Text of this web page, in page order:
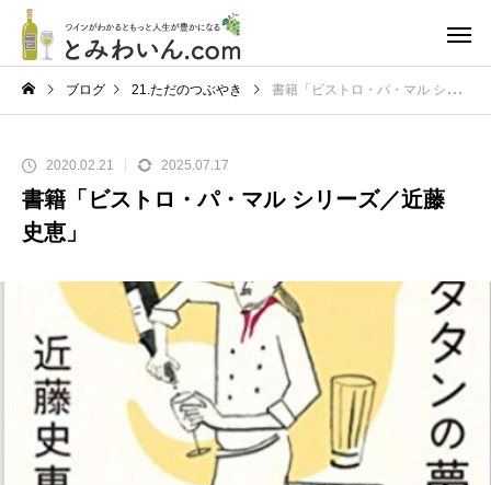
ブログ 21.ただのつぶやき 書籍「ビストロ・パ・マル シリーズ／近藤 史恵」
2020.02.21 2025.07.17
書籍「ビストロ・パ・マル シリーズ／近藤
史恵」